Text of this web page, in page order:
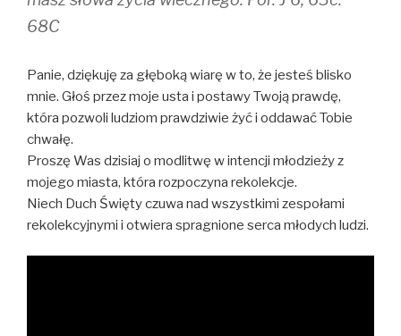
68C
Panie, dziękuję za głęboką wiarę w to, że jesteś blisko
mnie. Głoś przez moje usta i postawy Twoją prawdę,
która pozwoli ludziom prawdziwie żyć i oddawać Tobie
chwałę.
Proszę Was dzisiaj o modlitwę w intencji młodzieży z
mojego miasta, która rozpoczyna rekolekcje.
Niech Duch Święty czuwa nad wszystkimi zespołami
rekolekcyjnymi i otwiera spragnione serca młodych ludzi.